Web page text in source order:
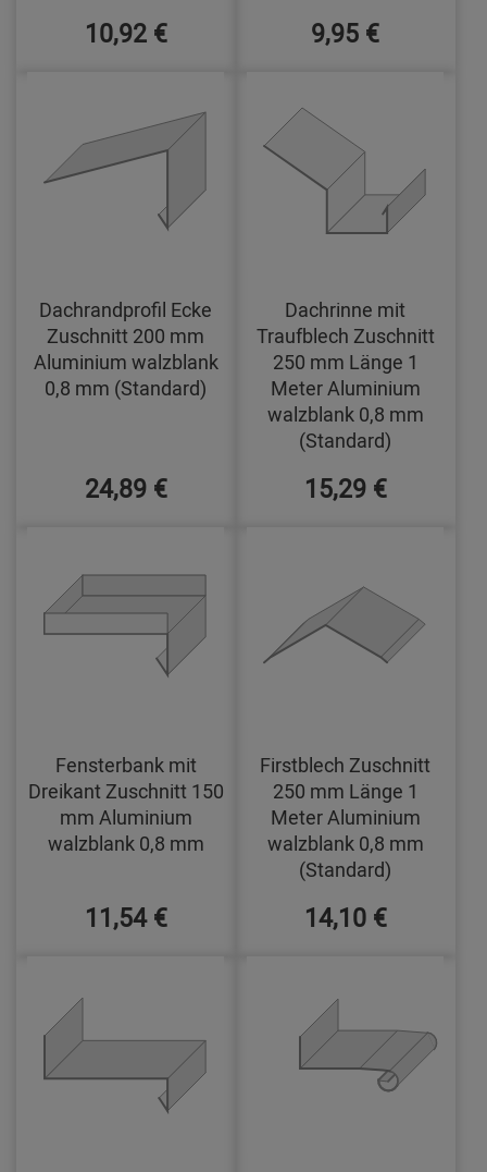
10,92 € 9,95 €
Dachrandprofil Ecke
Zuschnitt 200 mm
Aluminium walzblank
0,8 mm (Standard)
24,89 €
Dachrinne mit
Traufblech Zuschnitt
250 mm Länge 1
Meter Aluminium
walzblank 0,8 mm
(Standard)
15,29 €
Fensterbank mit
Dreikant Zuschnitt 150
mm Aluminium
walzblank 0,8 mm
11,54 €
Firstblech Zuschnitt
250 mm Länge 1
Meter Aluminium
walzblank 0,8 mm
(Standard)
14,10 €